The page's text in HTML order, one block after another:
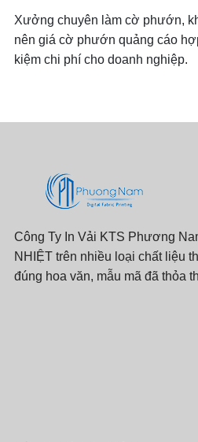
Xưởng chuyên làm cờ phướn,
nên giá cờ phướn quảng cáo
kiệm chi phí cho doanh nghiệp.
Công Ty In Vải KTS Phương
NHIỆT trên nhiều loại chất liệu
đúng hoa văn, mẫu mã đã thỏa